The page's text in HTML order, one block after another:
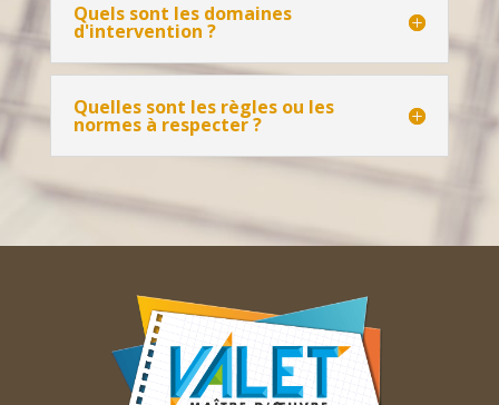
Quels sont les domaines
d'intervention ?
Quelles sont les règles ou les
normes à respecter ?